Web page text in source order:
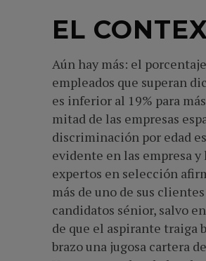
EL
Aún hay más: el
empleados que superan
es inferior al 19% para
mitad de las empresas
discriminación por edad
evidente en las empresa y
expertos en selección
más de uno de sus
candidatos sénior, salvo
de que el aspirante traiga
brazo una jugosa cartera